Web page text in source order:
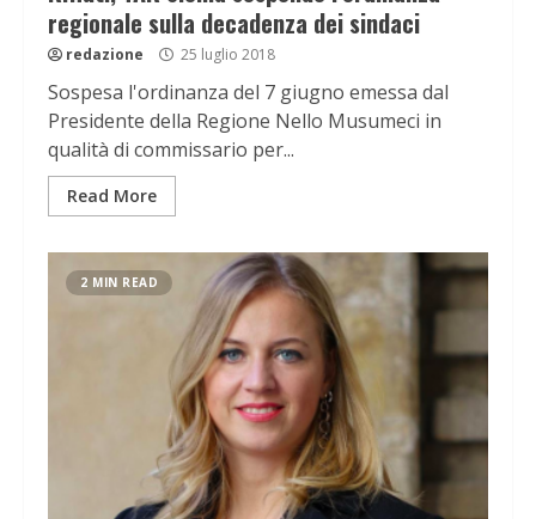
regionale sulla decadenza dei sindaci
redazione 25 luglio 2018
Sospesa l'ordinanza del 7 giugno emessa dal
Presidente della Regione Nello Musumeci in
qualità di commissario per...
Read More
2 MIN READ